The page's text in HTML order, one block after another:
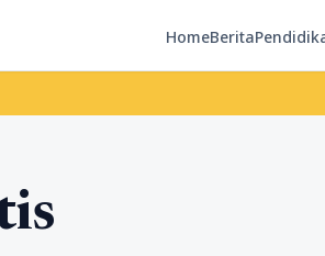
HomeBerita